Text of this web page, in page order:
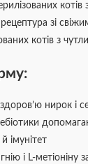
зі
котів з
нирок і
імунітет
і L-метіоніну